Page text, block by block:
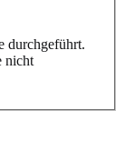
durchgeführt.
nicht